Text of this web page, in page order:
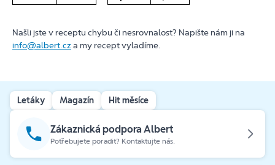
Našli jste v receptu chybu či nesrovnalost? Napište nám ji na
info@albert.cza my recept vyladíme.
Letáky Magazín Hit měsíce
Zákaznická podpora Albert
Potřebujete poradit? Kontaktujte nás.